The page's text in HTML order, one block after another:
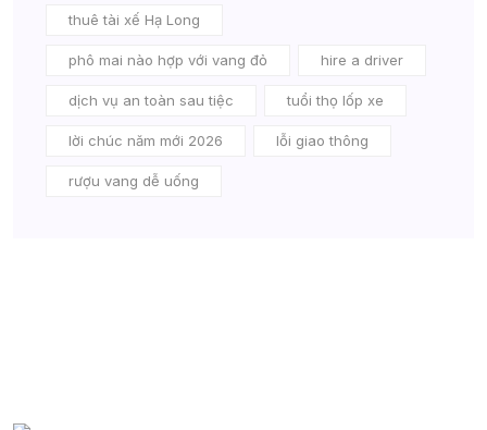
thuê tài xế Hạ Long
phô mai nào hợp với vang đỏ hire a driver
dịch vụ an toàn sau tiệc tuổi thọ lốp xe
lời chúc năm mới 2026 lỗi giao thông
rượu vang dễ uống